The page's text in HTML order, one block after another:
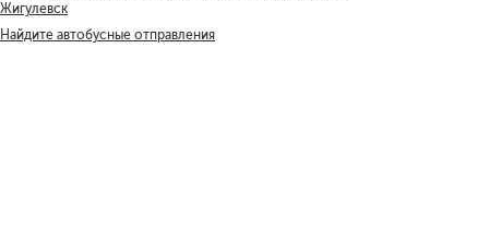
Жигулевск
Найдите автобусные отправления